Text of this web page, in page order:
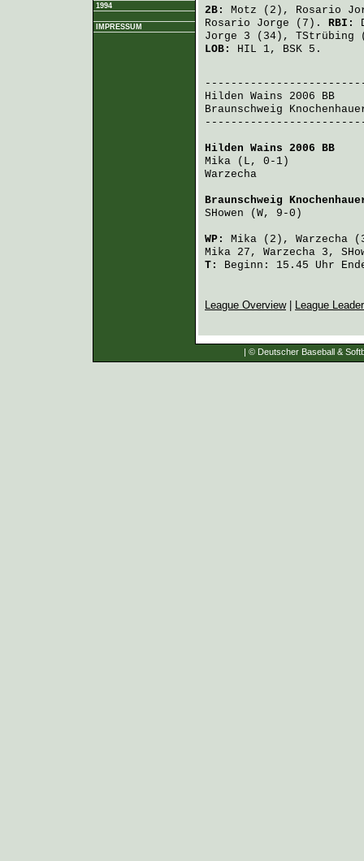
1994
IMPRESSUM
2B: Motz (2), Rosario
Rosario Jorge (7). RBI:
Jorge 3 (34), TStrübing
LOB:
HIL 1, BSK 5.
Hilden Wains 2006 BB
Braunschweig
Hilden Wains 2006 BB
Mika (L, 0-1)
Warzecha
Braunschweig
SHowen (W, 9-0)
WP: Mika (2), Warzecha
Mika 27, Warzecha 3,
T:
Beginn: 15.45 Uhr
League Overview| League
| © Deutscher Baseball &